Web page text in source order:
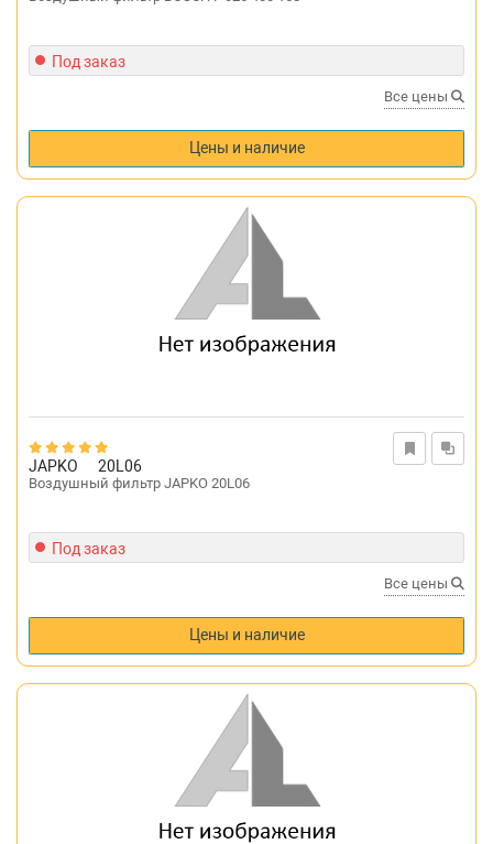
Под заказ
Все цены
Цены и наличие
JAPKO 20L06
Воздушный фильтр JAPKO 20L06
Под заказ
Все цены
Цены и наличие